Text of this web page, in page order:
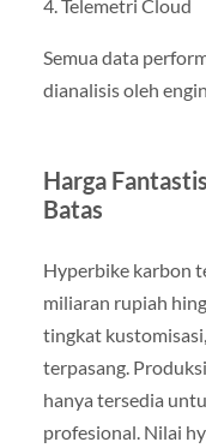
4. Telemetri Cloud
Semua data
dianalisis oleh
Harga
Batas
Hyperbike karbon
miliaran rupiah
tingkat
terpasang.
hanya tersedia
profesional. Nilai